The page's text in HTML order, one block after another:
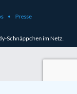
Presse
Schnäppchen im Netz.